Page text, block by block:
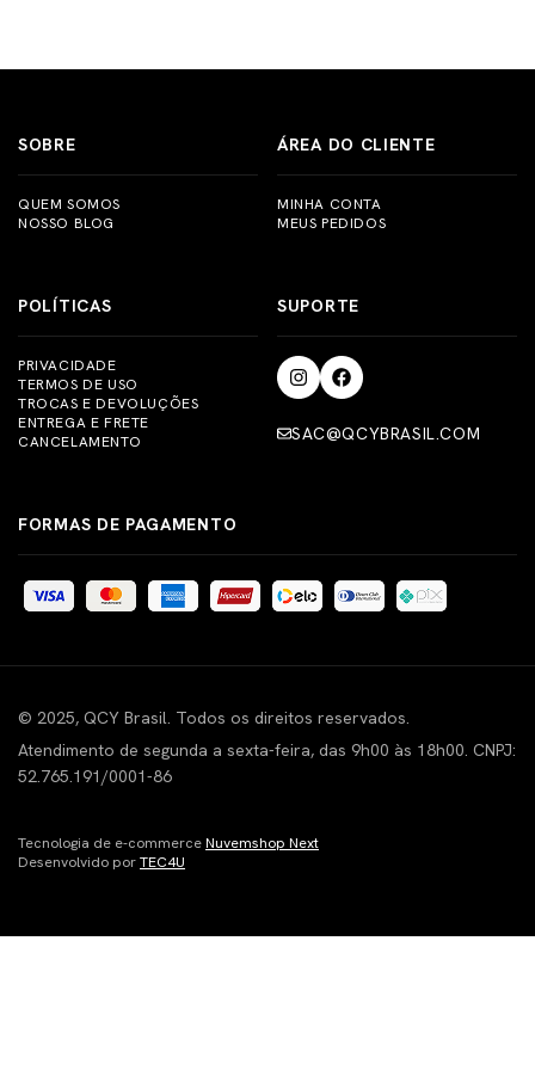
assim maior segurança e confiança.
SOBRE
QUEM SOMOS
NOSSO BLOG
ÁREA DO CLIENTE
MINHA CONTA
MEUS PEDIDOS
POLÍTICAS
PRIVACIDADE
TERMOS DE USO
TROCAS E DEVOLUÇÕES
ENTREGA E FRETE
CANCELAMENTO
SUPORTE
SAC@QCYBRASIL.COM
FORMAS DE PAGAMENTO
© 2025, QCY Brasil. Todos os direitos reservados.
Atendimento de segunda a sexta-feira, das 9h00 às 18h00. CNPJ:
52.765.191/0001-86
Tecnologia de e-commerceNuvemshop Next
Desenvolvido porTEC4U